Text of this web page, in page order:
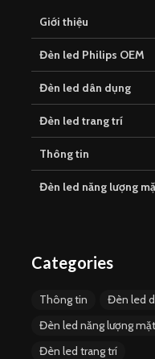
Giới thiệu
Đèn led Philips OEM
Đèn led dân dụng
Đèn led trang trí
Thông tin
Đèn led năng lượng
Categories
Thông tin Đèn led
Đèn led năng lượng
Đèn led trang trí